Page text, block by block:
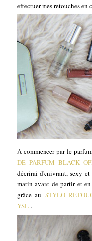
effectuer mes retouches en
A commencer par le
DE PARFUM BLACK
décrirai d'enivrant, sexy
matin avant de partir et
grâce au STYLO
YSL .